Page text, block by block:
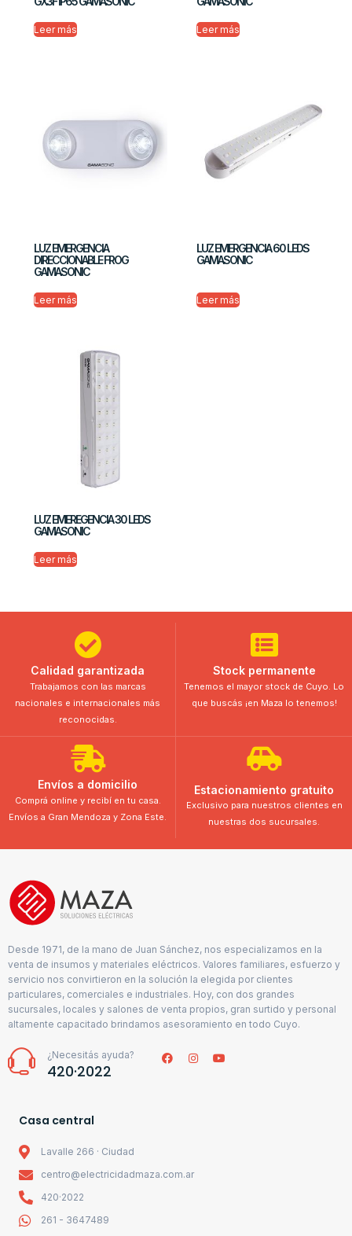
Leer más Leer más
LUZ EMERGENCIA
DIRECCIONABLE FROG
GAMASONIC
Leer más
LUZ EMERGENCIA 60 LEDS
GAMASONIC
Leer más
LUZ EMEREGENCIA 30 LEDS
GAMASONIC
Leer más
Calidad garantizada
Trabajamos con las marcas
nacionales e internacionales más
reconocidas.
Stock permanente
Tenemos el mayor stock de Cuyo. Lo
que buscás ¡en Maza lo tenemos!
Envíos a domicilio
Comprá online y recibí en tu casa.
Envíos a Gran Mendoza y Zona Este.
Estacionamiento gratuito
Exclusivo para nuestros clientes en
nuestras dos sucursales.
Desde 1971, de la mano de Juan Sánchez, nos especializamos en la
venta de insumos y materiales eléctricos. Valores familiares, esfuerzo y
servicio nos convirtieron en la solución la elegida por clientes
particulares, comerciales e industriales. Hoy, con dos grandes
sucursales, locales y salones de venta propios, gran surtido y personal
altamente capacitado brindamos asesoramiento en todo Cuyo.
¿Necesitás ayuda?
420·2022
Casa central
Lavalle 266 · Ciudad
centro@electricidadmaza.com.ar
420·2022
261 - 3647489